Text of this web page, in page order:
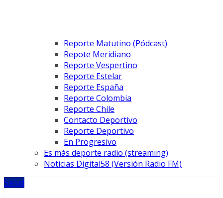
Reporte Matutino (Pódcast)
Repote Meridiano
Reporte Vespertino
Reporte Estelar
Reporte España
Reporte Colombia
Reporte Chile
Contacto Deportivo
Reporte Deportivo
En Progresivo
Es más deporte radio (streaming)
Noticias Digital58 (Versión Radio FM)
Salud